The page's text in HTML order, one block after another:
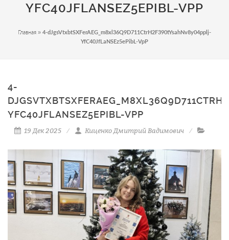
YFC40JFLANSEZ5EPIBL-VPP
Главная » 4-dJgsVtxbtSXFerAEG_m8xl36Q9D711CtrH2F390tYsahNv8y04pplj-
YfC40JfLaNSEz5ePibL-VpP
4-
YFC40JFLANSEZ5EPIBL-VPP
19 Дек 2025 Киценко Дмитрий Вадимович